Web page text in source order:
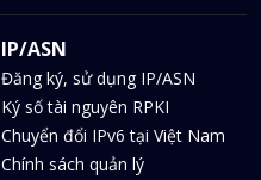
IP/ASN
Đăng ký, sử dụng IP/ASN
Ký số tài nguyên RPKI
Chuyển đổi IPv6 tại Việt Nam
Chính sách quản lý